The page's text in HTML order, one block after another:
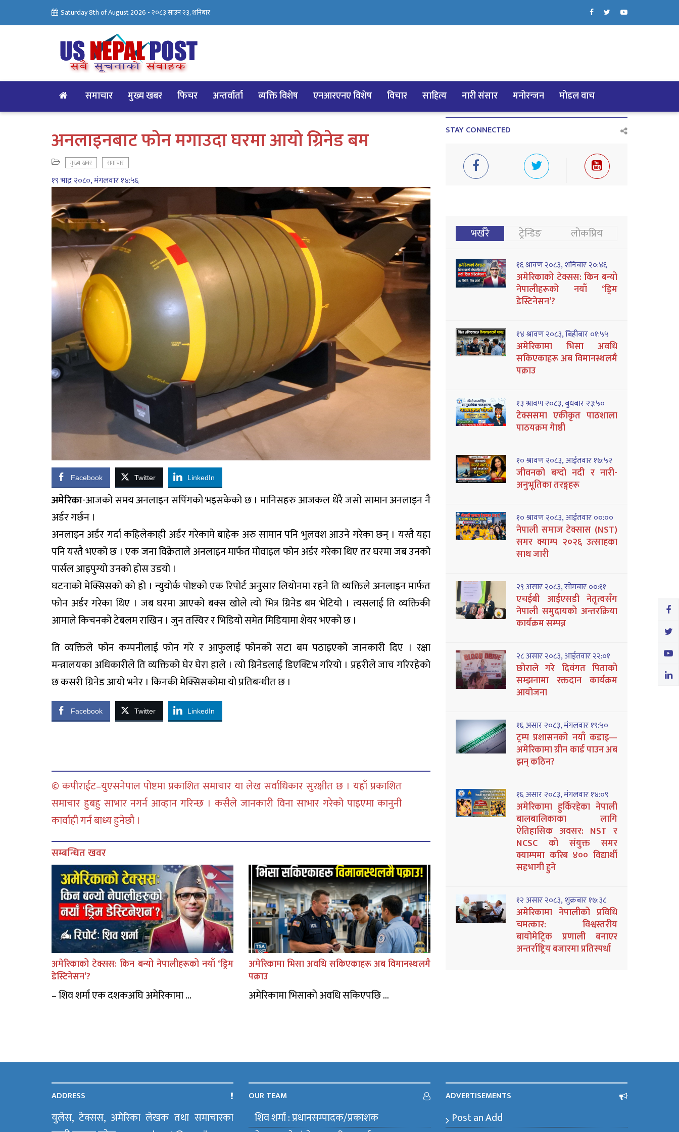
Saturday 8th of August 2026 -२०८३ साउन २३, शनिबार
समाचार मुख्य खबर फिचर अन्तर्वार्ता व्यक्ति विशेष एनआरएनए विशेष विचार साहित्य नारी संसार मनोरन्जन मोडल वाच
अनलाइनबाट फोन मगाउदा घरमा आयो ग्रिनेड बम
मुख्य खबर समाचार
१९ भाद्र २०८०, मंगलवार १४:५६
Facebook Twitter LinkedIn
अमेरिका-आजको समय अनलाइन सपिंगको भइसकेको छ । मानिसहरु आजकल धेरै जसो सामान अनलाइन नै
अर्डर गर्छन ।
अनलाइन अर्डर गर्दा कहिलेकाही अर्डर गरेकामे बाहेक अरु सामान पनि भुलवश आउने गरेका छन् । यस्तै यहा
पनि यस्तै भएको छ । एक जना विक्रेताले अनलाइन मार्फत मोवाइल फोन अर्डर गरेका थिए तर घरमा जब उनको
पार्सल आइपुग्यो उनको होस उडयो ।
घटनाको मेक्सिसको को हो । न्युयोर्क पोष्टको एक रिपोर्ट अनुसार लियोनमा रहने ति व्यक्तिले अनलाइन मार्फत
फोन अर्डर गरेका थिए । जब घरमा आएको बक्स खोले त्यो भित्र ग्रिनेड बम भेटियो । त्यसलाई ति व्यक्तिकी
आमाले किचनको टेबलम राखिन । जुन तस्विर र भिडियो समेत मिडियामा शेयर भएको छ ।
ति व्यक्तिले फोन कम्पनीलाई फोन गरे र आफुलाई फोनको सटा बम पठाइएको जानकारी दिए । रक्षा
मन्त्रालयका अधिकारीले ति व्यक्तिको घेर घेरा हाले । त्यो ग्रिनेडलाई डिएक्टिभ गरियो । प्रहरीले जाच गरिरहेको
छ कसरी ग्रिनेड आयो भनेर । किनकी मेक्सिसकोमा यो प्रतिबन्धीत छ ।
Facebook Twitter LinkedIn
© कपीराईट–युएसनेपाल पोष्टमा प्रकाशित समाचार या लेख सर्वाधिकार सुरक्षीत छ । यहाँ प्रकाशित
समाचार हुबहु साभार नगर्न आव्हान गरिन्छ । कसैले जानकारी विना साभार गरेको पाइएमा कानुनी
कार्वाही गर्न बाध्य हुनेछौ ।
सम्बन्धित खवर
अमेरिकाको टेक्सस: किन बन्यो नेपालीहरूको नयाँ ‘ड्रिम
डेस्टिनेसन’?
– शिव शर्मा एक दशकअघि अमेरिकामा ...
अमेरिकामा भिसा अवधि सकिएकाहरू अब विमानस्थलमै
पक्राउ
अमेरिकामा भिसाको अवधि सकिएपछि ...
STAY CONNECTED
भर्खरै ट्रेन्डिङ लोकप्रिय
१६ श्रावण २०८३, शनिबार २०:४६
अमेरिकाको टेक्सस: किन बन्यो
नेपालीहरूको नयाँ ‘ड्रिम
डेस्टिनेसन’?
१४ श्रावण २०८३, बिहीबार ०१:५५
अमेरिकामा भिसा अवधि
सकिएकाहरू अब विमानस्थलमै
पक्राउ
१३ श्रावण २०८३, बुधबार २३:५०
टेक्ससमा एकीकृत पाठशाला
पाठयक्रम गेाष्ठी
१० श्रावण २०८३, आईतवार १७:५२
जीवनको बग्दो नदी र नारी-
अनुभूतिका तरङ्गहरू
१० श्रावण २०८३, आईतवार ००:००
नेपाली समाज टेक्सास (NST)
समर क्याम्प २०२६ उत्साहका
साथ जारी
२९ असार २०८३, सोमबार ००:११
एचईबी आईएसडी नेतृत्वसँग
नेपाली समुदायको अन्तरक्रिया
कार्यक्रम सम्पन्न
२८ असार २०८३, आईतवार २२:०१
छोराले गरे दिवंगत पिताको
सम्झनामा रक्तदान कार्यक्रम
आयोजना
१६ असार २०८३, मंगलवार १९:५०
ट्रम्प प्रशासनको नयाँ कडाइ—
अमेरिकामा ग्रीन कार्ड पाउन अब
झन् कठिन?
१६ असार २०८३, मंगलवार १४:०९
अमेरिकामा हुर्किरहेका नेपाली
बालबालिकाका लागि
ऐतिहासिक अवसर: NST र
NCSC को संयुक्त समर
क्याम्पमा करिब ४०० विद्यार्थी
सहभागी हुने
१२ असार २०८३, शुक्रबार १७:३८
अमेरिकामा नेपालीको प्रविधि
चमत्कार: विश्वस्तरीय
बायोमेट्रिक प्रणाली बनाएर
अन्तर्राष्ट्रिय बजारमा प्रतिस्पर्धा
ADDRESS
युलेस, टेक्सस, अमेरिका लेखक तथा समाचारका
OUR TEAM
शिव शर्मा : प्रधानसम्पादक/प्रकाशक
ADVERTISEMENTS
Post an Add